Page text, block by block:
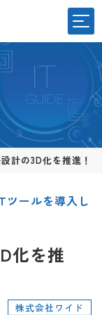
計の3D化を推進！
ツールを導入し
化を推
株式会社ワイド